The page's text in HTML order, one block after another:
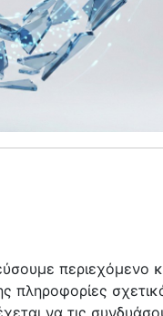
Τι γράφουν οι
περιεχόμενο
πληροφορίες
να τις